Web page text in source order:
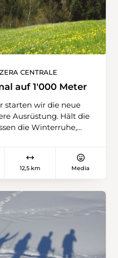
CENTRALE
auf 1'000 Meter
starten wir die neue
Ausrüstung. Hält die
die Winterruhe,
aufwärts. Wir
erste Höhenluft (über
Emme
ab.
12,5 km Media